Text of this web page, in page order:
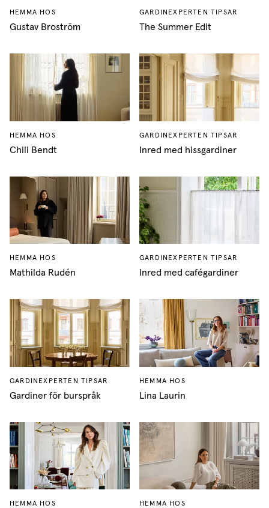
HEMMA HOS
Gustav Broström
GARDINEXPERTEN TIPSAR
The Summer Edit
HEMMA HOS
Chili Bendt
GARDINEXPERTEN TIPSAR
Inred med hissgardiner
HEMMA HOS
Mathilda Rudén
GARDINEXPERTEN TIPSAR
Inred med cafégardiner
GARDINEXPERTEN TIPSAR
Gardiner för burspråk
HEMMA HOS
Lina Laurin
HEMMA HOS HEMMA HOS